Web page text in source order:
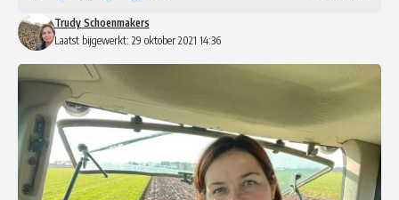
Laatst bijgewerkt: 29 oktober 2021 14:36
Trudy Schoenmakers